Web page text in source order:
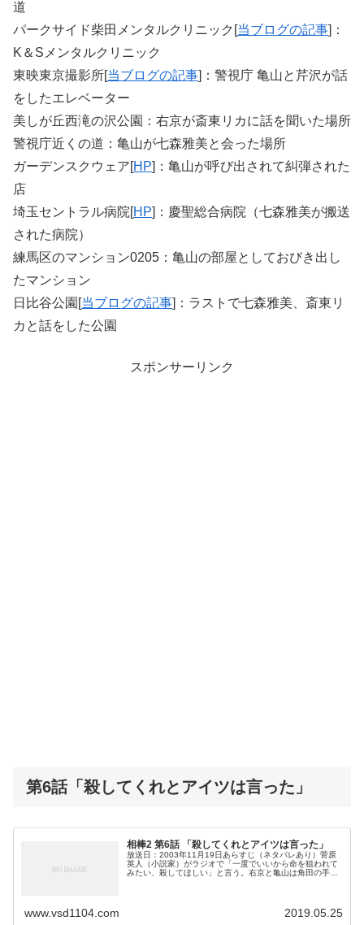
道
パークサイド柴田メンタルクリニック[ 当ブログの記事 ]：
K＆Sメンタルクリニック
東映東京撮影所[ 当ブログの記事 ]：警視庁 亀山と芹沢が話
をしたエレベーター
美しが丘西滝の沢公園：右京が斎東リカに話を聞いた場所
警視庁近くの道：亀山が七森雅美と会った場所
ガーデンスクウェア[ HP ]：亀山が呼び出されて糾弾された
店
埼玉セントラル病院[ HP ]：慶聖総合病院（七森雅美が搬送
された病院）
練馬区のマンション0205：亀山の部屋としておびき出し
たマンション
日比谷公園[ 当ブログの記事 ]：ラストで七森雅美、斎東リ
カと話をした公園
スポンサーリンク
第6話「殺してくれとアイツは言った」
相棒2 第6話 「殺してくれとアイツは言った」
放送日：2003年11月19日あらすじ（ネタバレあり）菅原
英人（小説家）がラジオで「一度でいいから命を狙われて
みたい、殺してほしい」と言う。右京と亀山は角田の手伝
www.vsd1104.com 2019.05.25